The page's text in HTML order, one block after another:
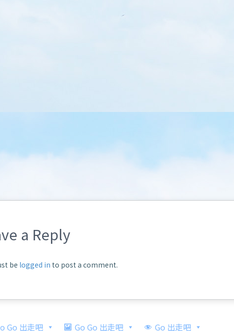
a Reply
be logged in to post a comment.
Go 出走吧 Go Go 出走吧 Go 出走吧